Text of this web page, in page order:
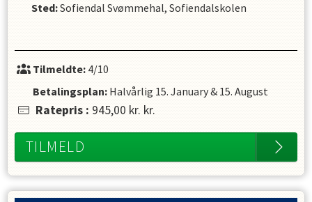
Sted:Sofiendal Svømmehal, Sofiendalskolen
Tilmeldte:4/10
Betalingsplan: Halvårlig 15. January& 15. August
Ratepris : 945,00 kr. kr.
TILMELD